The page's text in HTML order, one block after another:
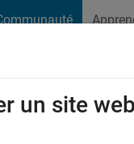
Downloads Level 1
un site web